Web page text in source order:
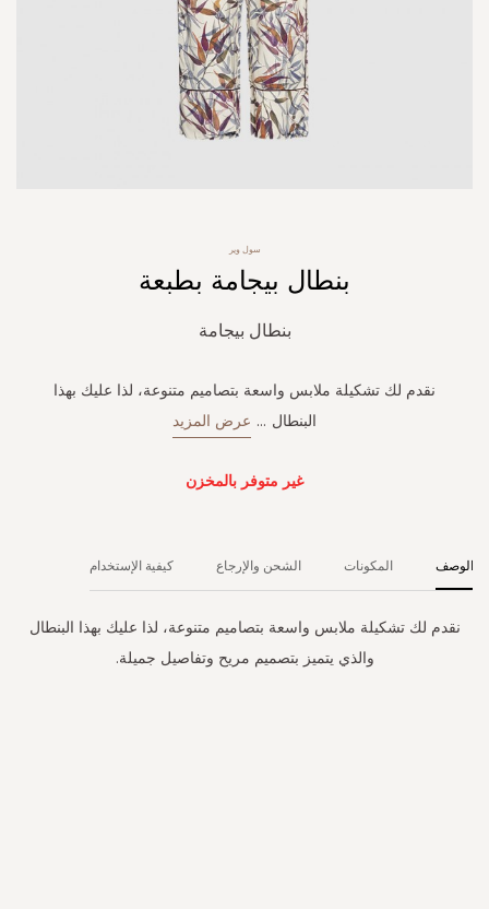
gallery
سول وير
بنطال بيجامة بطبعة
بنطال بيجامة
نقدم لك تشكيلة ملابس واسعة بتصاميم متنوعة، لذا عليك بهذا
البنطال ... عرض المزيد
غير متوفر بالمخزن
الوصف
نقدم لك تشكيلة ملابس واسعة بتصاميم متنوعة، لذا عليك بهذا البنطال
والذي يتميز بتصميم مريح وتفاصيل جميلة.
المكونات الشحن والإرجاع كيفية الإستخدام